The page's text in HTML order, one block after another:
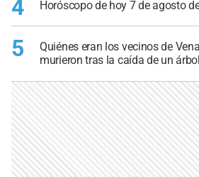
4 Horóscopo de hoy 7 de agosto
5
Quiénes eran los vecinos de
murieron tras la caída de un